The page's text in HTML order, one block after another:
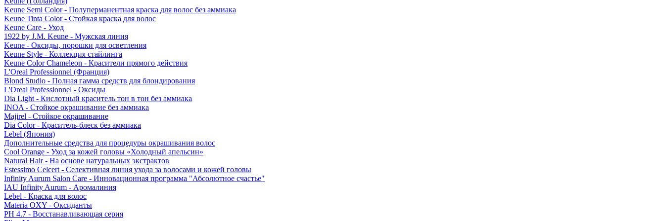
Keune Semi Color - Полуперманентная краска для волос без аммиака
Keune Tinta Color - Стойкая краска для волос
Keune Care - Уход
1922 by J.M. Keune - Мужская линия
Keune - Оксиды, порошки для осветления
Keune Style - Коллекция стайлинга
Keune Color Chameleon - Красители прямого действия
L'Oreal Professionnel (Франция)
Blond Studio - Полная гамма средств для блондирования
L'Oreal Professionnel - Оксиды
Dia Light - Кислотный краситель тон в тон без аммиака
INOA - Стойкое окрашивание без аммиака
Majirel - Стойкое окрашивание
Dia Color - Краситель-блеск без аммиака
Lebel (Япония)
Дополнительные средства для процедуры окрашивания волос
Cool Orange - Уход за кожей головы «Холодный апельсин»
Natural Hair - На основе натуральных экстрактов
Estessimo Celcert - Селективная линия ухода за волосами и кожей головы
Infinity Aurum Salon Care - Инновационная программа "Абсолютное счастье"
IAU Infinity Aurum - Аромалиния
Lebel - Краска для волос
Materia OXY - Оксиданты
PH 4.7 - Восстанавливающая серия